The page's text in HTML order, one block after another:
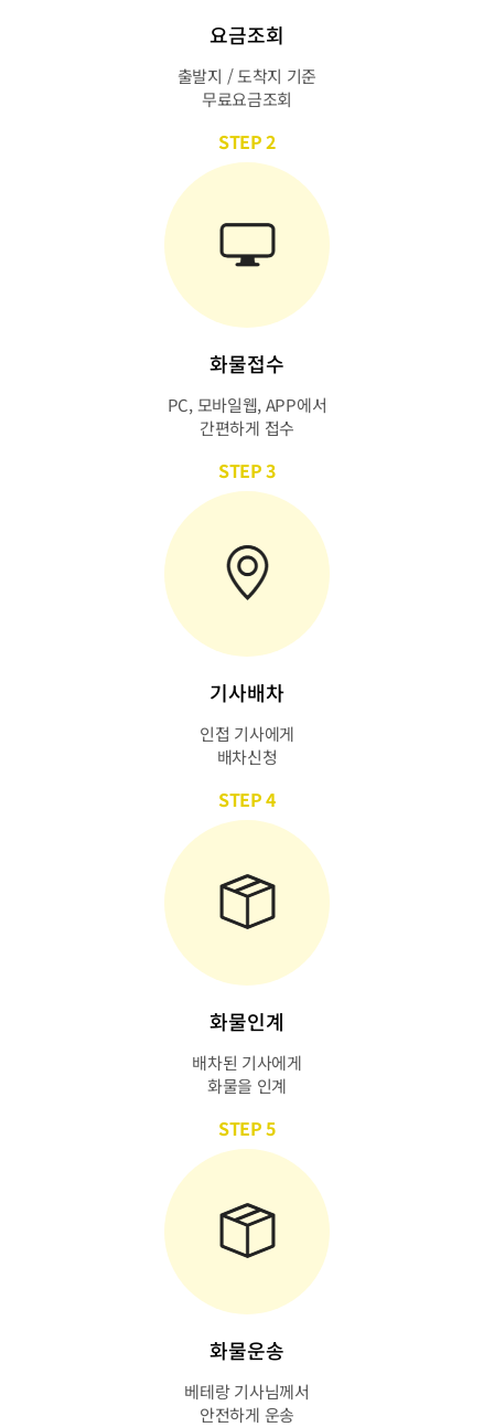
요금조회
출발지 / 도착지 기준
무료요금조회
STEP 2
화물접수
PC, 모바일웹, APP에서
간편하게 접수
STEP 3
기사배차
인접 기사에게
배차신청
STEP 4
화물인계
배차된 기사에게
화물을 인계
STEP 5
화물운송
베테랑 기사님께서
안전하게 운송